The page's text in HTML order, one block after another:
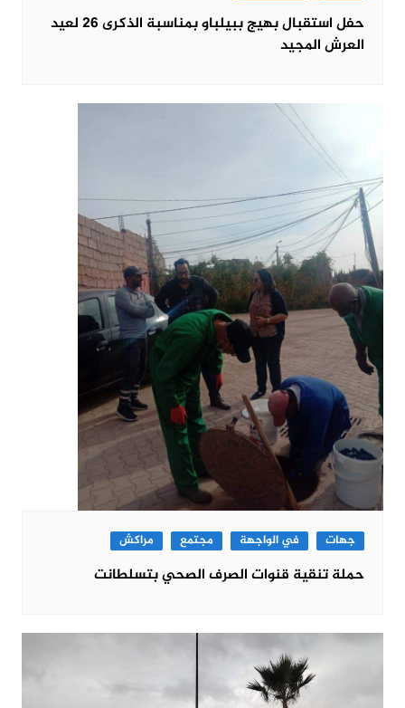
حفل استقبال بهيج ببيلباو بمناسبة الذكرى 26 لعيد
العرش المجيد
جهات في الواجهة مجتمع مراكش
حملة تنقية قنوات الصرف الصحي بتسلطانت